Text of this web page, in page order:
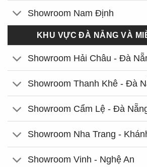
Showroom Nam Định
KHU VỰC ĐÀ NẴNG VÀ
Showroom Hải Châu - Đà
Showroom Thanh Khê - Đà
Showroom Cẩm Lệ - Đà
Showroom Nha Trang -
Showroom Vinh - Nghệ An